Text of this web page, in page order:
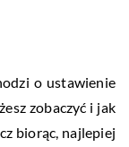
o ustawienie
zobaczyć i jak
biorąc, najlepiej